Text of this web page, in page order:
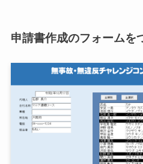
申請書作成のフォームを